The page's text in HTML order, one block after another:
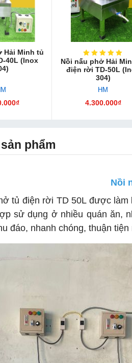
Hải Minh tủ
40L (Inox
Nồi nấu phở Hải
điện rời TD-50L
304)
HM
4.300.000₫
phẩm
Nồi
tủ điện rời TD 50L được
sử dụng ở nhiều quán ăn,
đáo, nhanh chóng, thuận tiện